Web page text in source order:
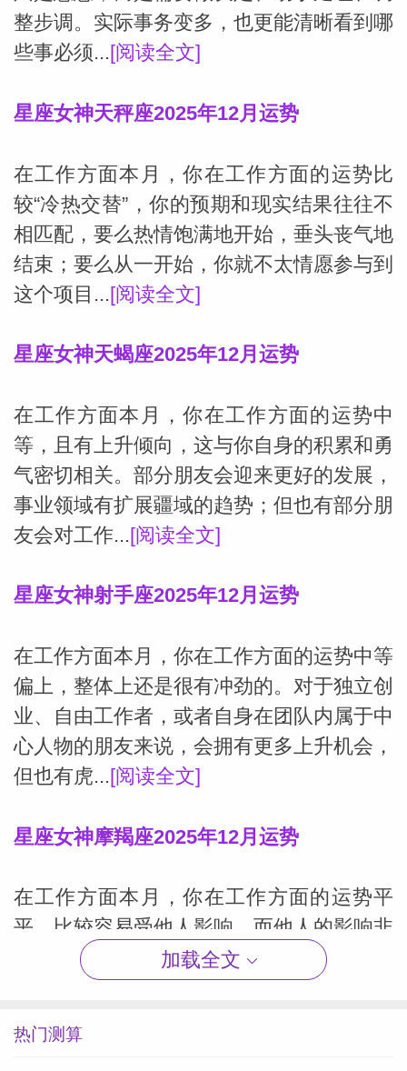
整步调。实际事务变多，也更能清晰看到哪
些事必须... [阅读全文]
星座女神天秤座2025年12月运势
在工作方面本月，你在工作方面的运势比
较“冷热交替”，你的预期和现实结果往往不
相匹配，要么热情饱满地开始，垂头丧气地
结束；要么从一开始，你就不太情愿参与到
这个项目...[阅读全文]
星座女神天蝎座2025年12月运势
在工作方面本月，你在工作方面的运势中
等，且有上升倾向，这与你自身的积累和勇
气密切相关。部分朋友会迎来更好的发展，
事业领域有扩展疆域的趋势；但也有部分朋
友会对工作...[阅读全文]
星座女神射手座2025年12月运势
在工作方面本月，你在工作方面的运势中等
偏上，整体上还是很有冲劲的。对于独立创
业、自由工作者，或者自身在团队内属于中
心人物的朋友来说，会拥有更多上升机会，
但也有虎...[阅读全文]
星座女神摩羯座2025年12月运势
在工作方面本月，你在工作方面的运势平
平，比较容易受他人影响，而他人的影响非
常不稳定，因此你可能时而受到鼓舞，积极
投入工作，时而因他人的不满而陷入低效率
加载全文
热门测算